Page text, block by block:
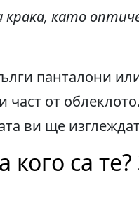
като
панталони
част от
ви ще
са те?